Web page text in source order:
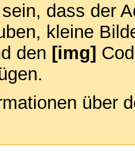
dass der
kleine
den [img]
über